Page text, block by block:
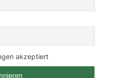
akzeptiert